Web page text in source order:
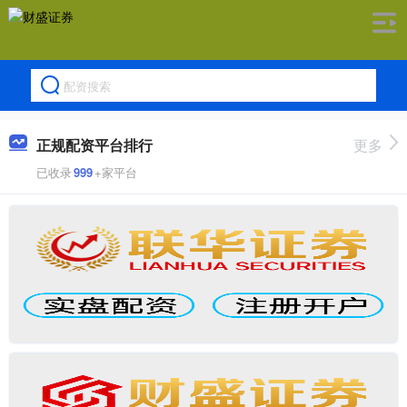
正规配资平台排行
已收录999+家平台
更多